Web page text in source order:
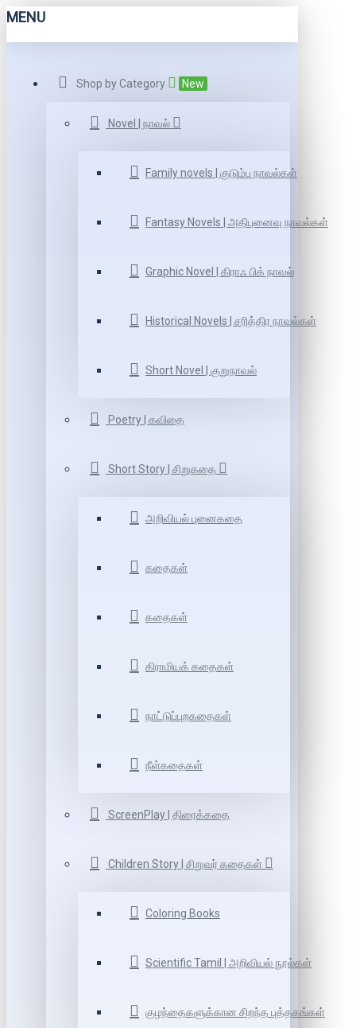
MENU
Shop by Category New
Novel | நாவல்
Family novels | குடும்ப நாவல்கள்
Fantasy Novels | அதிபுனைவு நாவல்கள்
Graphic Novel | கிராஃ பிக் நாவல்
Historical Novels | சரித்திர நாவல்கள்
Short Novel | குறுநாவல்
Poetry | கவிதை
Short Story | சிறுகதை
அறிவியல் புனைகதை
கதைகள்
கதைகள்
கிராமியக் கதைகள்
நாட்டுப்புறகதைகள்
நீள்கதைகள்
ScreenPlay | திரைக்கதை
Children Story | சிறுவர் கதைகள்
Coloring Books
Scientific Tamil | அறிவியல் நூல்கள்
குழந்தைகளுக்கான சிறந்த புத்தகங்கள்